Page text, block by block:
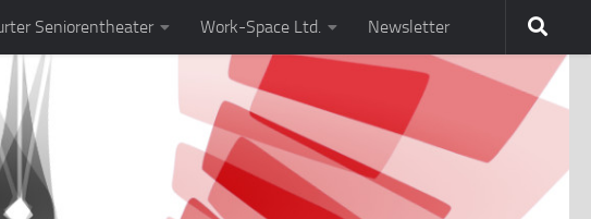
Seniorentheater Work-Space Ltd. Newsletter